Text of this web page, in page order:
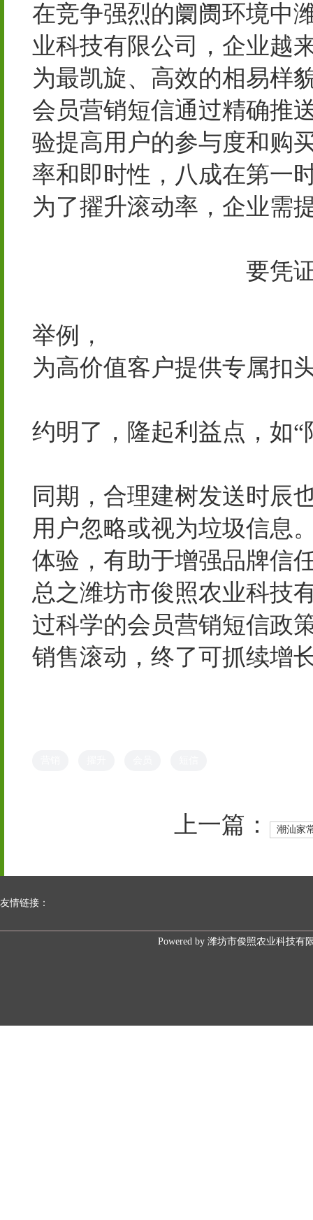
在竞争强烈的阛阓环境中
业科技有限公司，企业越
为最凯旋、高效的相易样
会员营销短信通过精确推
验提高用户的参与度和购
率和即时性，八成在第一
为了擢升滚动率，企业需
要凭
举例，
为高价值客户提供专属扣
约明了，隆起利益点，如
同期，合理建树发送时辰
用户忽略或视为垃圾信息
体验，有助于增强品牌信
总之潍坊市俊照农业科技
过科学的会员营销短信政
销售滚动，终了可抓续增
上一篇： 潮汕家
友情链接：
Powered by潍坊市俊照农业科技有